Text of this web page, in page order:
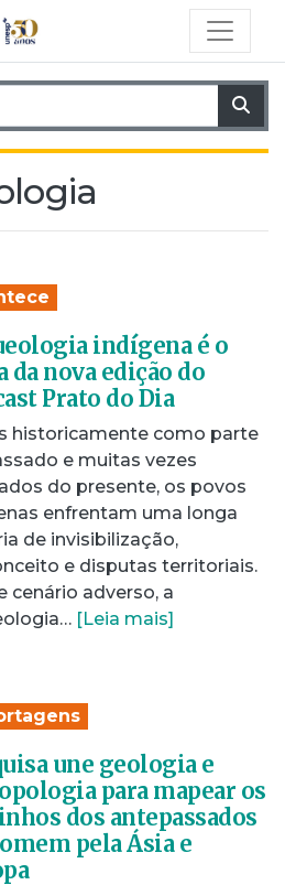
indígena é o
da nova edição do
Prato do Dia
historicamente como parte
e muitas vezes
do presente, os povos
enfrentam uma longa
de invisibilização,
e disputas territoriais.
cenário adverso, a
[Leia mais]
une geologia e
para mapear os
dos antepassados
pela Ásia e